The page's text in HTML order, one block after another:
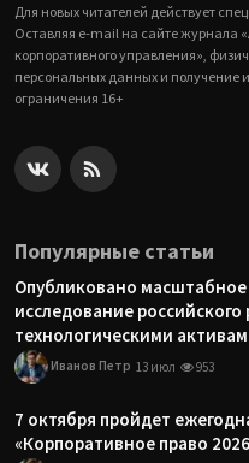
Для новых читателей действует
Оставляя e-mail на сайте журнала
корпоративного управления»,
персональных данных и
ограничения 16+
Популярные статьи
Опубликовано
исследование
технологическими
Иванов Петр 13 июл 953
7 октября пройдет
«Корпоративное право